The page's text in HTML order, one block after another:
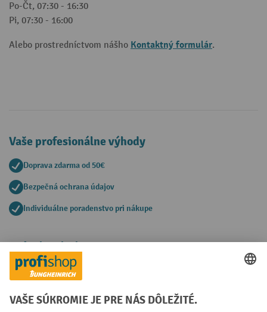
Po-Čt, 07:30 - 16:30
Pi, 07:30 - 16:00
Alebo prostredníctvom nášho Kontaktný formulár.
Vaše profesionálne výhody
Doprava zdarma od 50€
Bezpečná ochrana údajov
Individuálne poradenstvo pri nákupe
Spôsoby platby
Creditcard (Master)Creditcard (Visa)
Faktúra Predplatba